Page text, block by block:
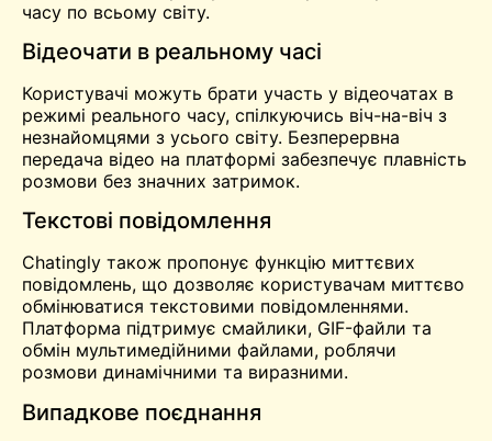
часу по всьому світу.
Відеочати в реальному часі
Користувачі можуть брати участь у відеочатах в
режимі реального часу, спілкуючись віч-на-віч з
незнайомцями з усього світу. Безперервна
передача відео на платформі забезпечує плавність
розмови без значних затримок.
Текстові повідомлення
Chatingly також пропонує функцію миттєвих
повідомлень, що дозволяє користувачам миттєво
обмінюватися текстовими повідомленнями.
Платформа підтримує смайлики, GIF-файли та
обмін мультимедійними файлами, роблячи
розмови динамічними та виразними.
Випадкове поєднання